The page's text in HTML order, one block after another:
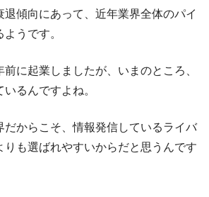
退傾向にあって、近年業界全体のパイ
うです。
に起業しましたが、いまのところ、
るんですよね。
だからこそ、情報発信しているライバ
りも選ばれやすいからだと思うんです